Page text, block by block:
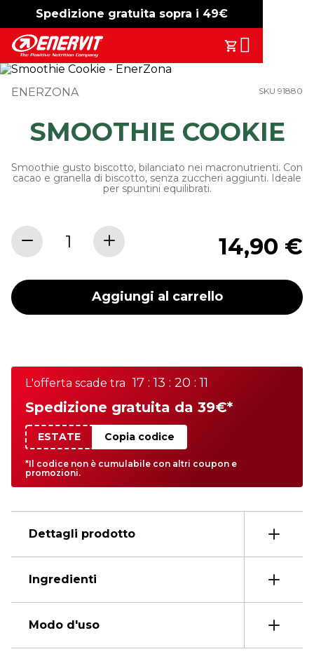
Spedizione gratuita sopra i 49€
-15% free shipping
Il Tuo
Search
ENERZONA SKU 91880
SMOOTHIE COOKIE
Smoothie gusto biscotto, bilanciato nei macronutrienti. Con
cacao e granella di biscotto, senza zuccheri aggiunti. Ideale
per spuntini equilibrati.
14,90 €
Aggiungi al carrello
L'offerta scade tra 17 : 13 : 20 : 11
Spedizione gratuita da 39€*
ESTATE Copia codice
*Il codice non è cumulabile con altri coupon e
promozioni.
Dettagli prodotto
Ingredienti
Modo d'uso